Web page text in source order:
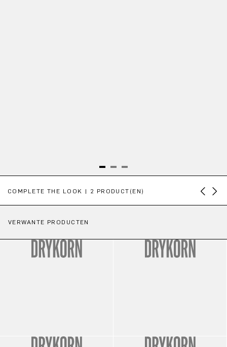
COMPLETE THE LOOK | 2 PRODUCT(EN)
VERWANTE PRODUCTEN